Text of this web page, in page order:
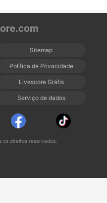
Sitemap
Política de Privacidade
Livescore Grátis
Serviço de dados
os direitos reservados.